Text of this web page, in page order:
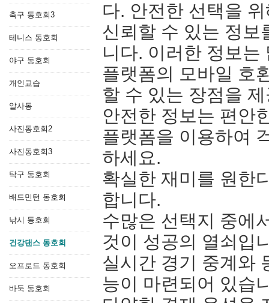
축구 동호회3
테니스 동호회
야구 동호회
개인교습
알사동
사진동호회2
사진동호회3
탁구 동호회
배드민턴 동호회
낚시 동호회
건강댄스 동호회
오프로드 동호회
바둑 동호회
다. 안전한 선택을
신뢰할 수 있는 정보
니다. 이러한 정보
플랫폼의 모바일 호
할 수 있는 장점을
안전한 정보는 편안
플랫폼을 이용하여
하세요.
확실한 재미를 원한
합니다.
수많은 선택지 중에
것이 성공의 열쇠입
실시간 경기 중계와
능이 마련되어 있습